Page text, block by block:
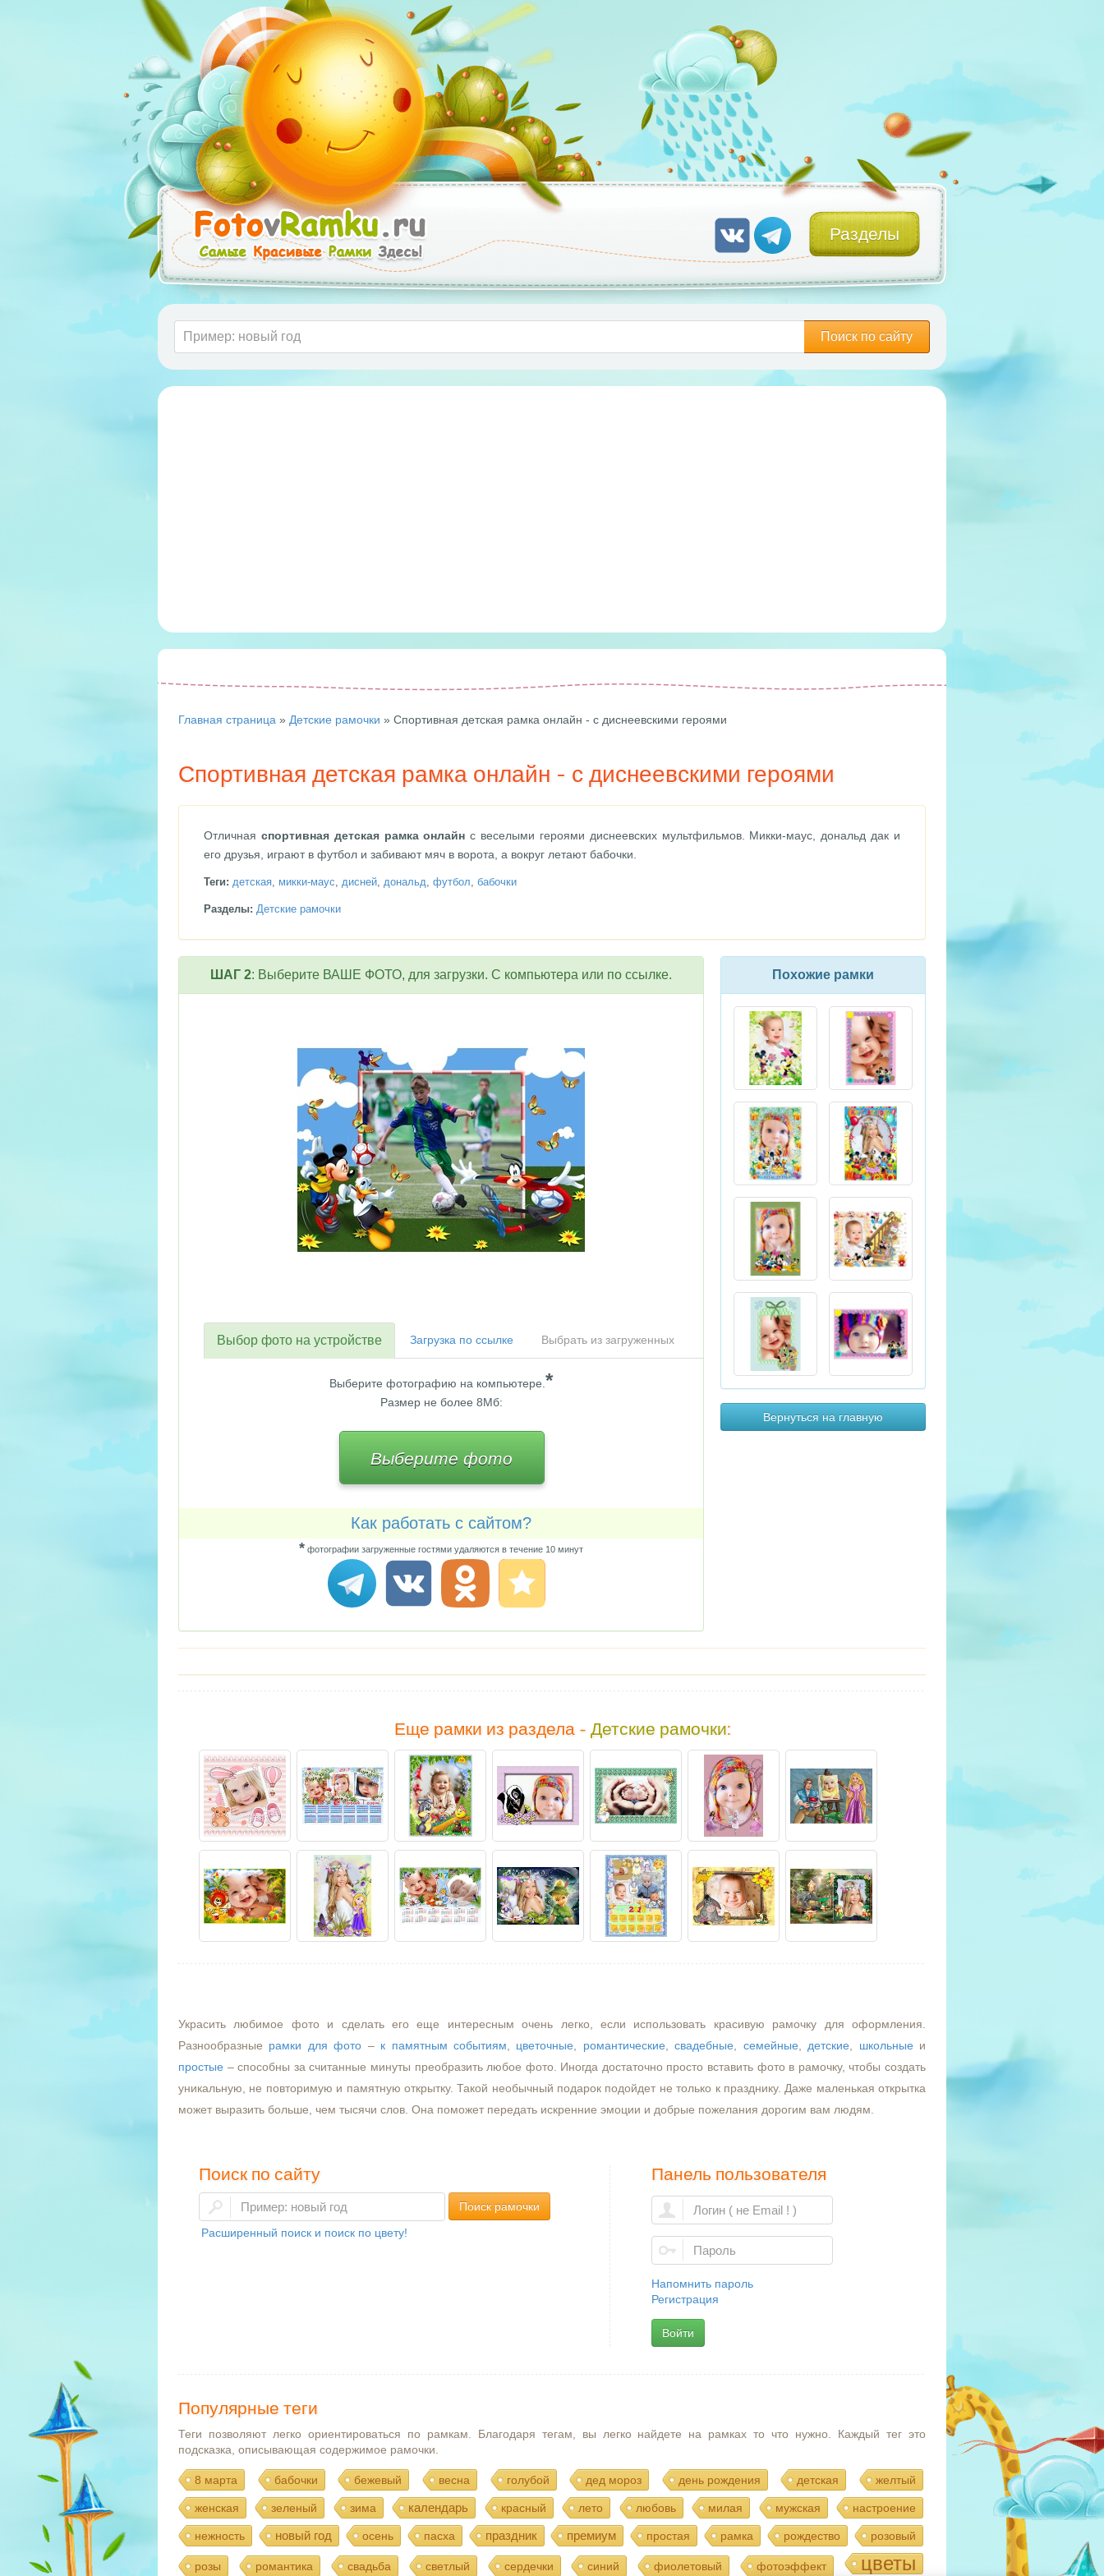
Разделы
Поиск по сайту
Главная страница » Детские рамочки » Спортивная детская рамка онлайн - с диснеевскими героями
Спортивная детская рамка онлайн - с диснеевскими героями
Отличная спортивная детская рамка онлайн с веселыми героями диснеевских мультфильмов. Микки-маус, дональд дак и
его друзья, играют в футбол и забивают мяч в ворота, а вокруг летают бабочки.
Теги: детская, микки-маус, дисней, дональд, футбол, бабочки
Разделы: Детские рамочки
Похожие рамки
Вернуться на главную
ШАГ 2: Выберите ВАШЕ ФОТО, для загрузки. С компьютера или по ссылке.
Выбор фото на устройстве Загрузка по ссылке Выбрать из загруженных
Выберите фотографию на компьютере. *
Размер не более 8Мб:
Выберите фото
Как работать с сайтом?
* фотографии загруженные гостями удаляются в течение 10 минут
Еще рамки из раздела - Детские рамочки:
Украсить любимое фото и сделать его еще интересным очень легко, если использовать красивую рамочку для оформления.
Разнообразные рамки для фото – к памятным событиям цветочные романтические ,свадебные семейные детские школьные и
простые – способны за считанные минуты преобразить любое фото. Иногда достаточно просто вставить фото в рамочку, чтобы создать
уникальную, не повторимую и памятную открытку. Такой необычный подарок подойдет не только к празднику. Даже маленькая открытка
может выразить больше, чем тысячи слов. Она поможет передать искренние эмоции и добрые пожелания дорогим вам людям.
Поиск по сайту
Поиск рамочки
Расширенный поиск и поиск по цвету!
Панель пользователя
Напомнить пароль
Регистрация
Войти
Популярные теги
Теги позволяют легко ориентироваться по рамкам. Благодаря тегам, вы легко найдете на рамках то что нужно. Каждый тег это
подсказка, описывающая содержимое рамочки.
8 марта бабочки бежевый весна голубой дед мороз день рождения детская желтый
женская зеленый зима календарь красный лето любовь милая мужская настроение
нежность новый год осень пасха праздник премиум простая рамка рождество розовый
розы романтика свадьба светлый сердечки синий фиолетовый фотоэффект цветы